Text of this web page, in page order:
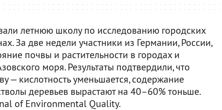
летнюю школу по исследованию городских
За две недели участники из Германии, России,
почвы и растительности в городах и
моря. Результаты подтвердили, что
— кислотность уменьшается, содержание
деревьев вырастают на 40–60% тоньше.
of Environmental Quality.